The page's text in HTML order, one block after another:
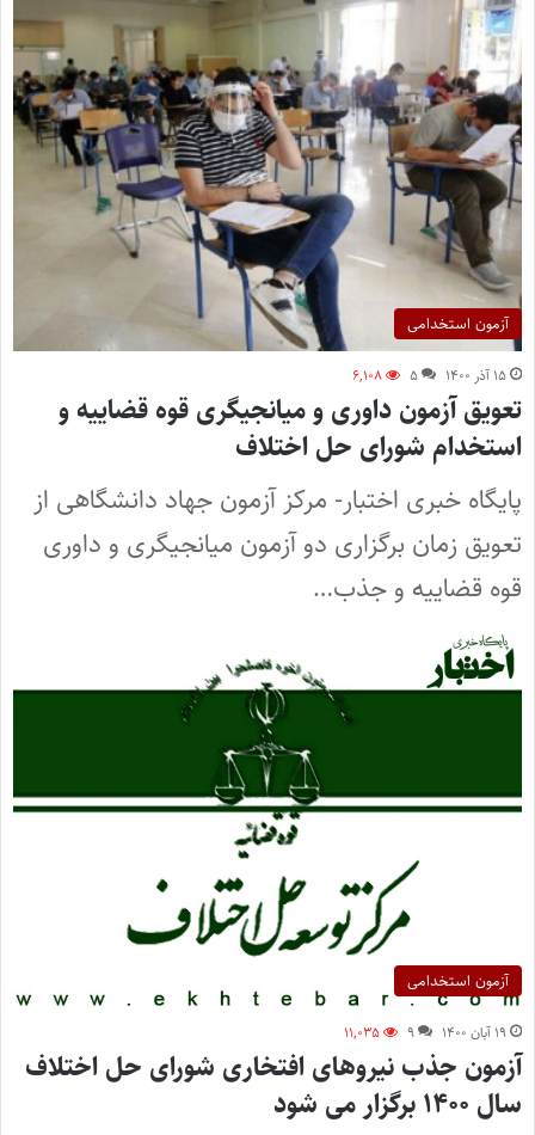
آزمون استخدامی
۱۵ آذر ۱۴۰۰ ۵ ۶,۱۰۸
تعویق آزمون داوری و میانجیگری قوه قضاییه و
استخدام شورای حل اختلاف
پایگاه خبری اختبار- مرکز آزمون جهاد دانشگاهی از
تعویق زمان برگزاری دو آزمون میانجیگری و داوری
قوه قضاییه و جذب…
آزمون استخدامی
۱۹ آبان ۱۴۰۰ ۹ ۱۱,۰۳۵
آزمون جذب نیروهای افتخاری شورای حل اختلاف
سال ۱۴۰۰ برگزار می شود